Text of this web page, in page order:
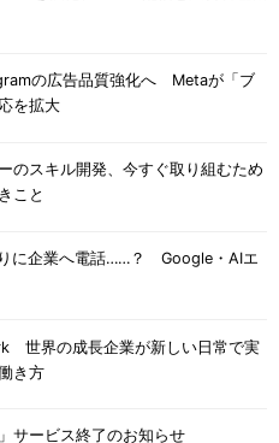
の広告品質強化へ Metaが「ブ
を拡大
のスキル開発、今すぐ取り組むため
こと
に企業へ電話……？ Google・AIエ
世界の成長企業が新しい日常で実
き方
サービス終了のお知らせ